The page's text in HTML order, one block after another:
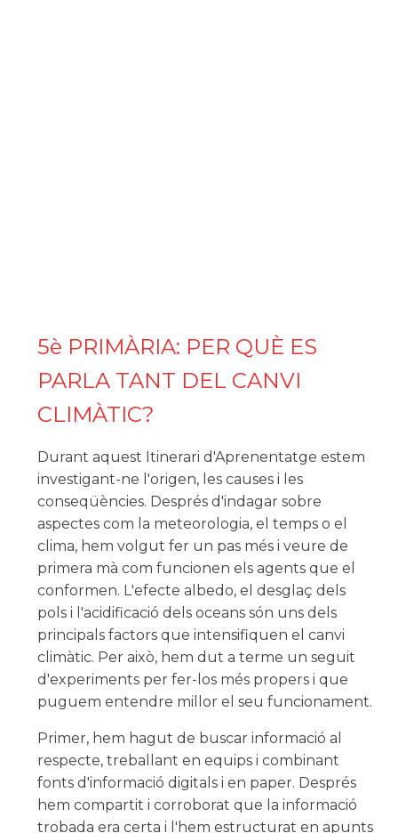
5è PRIMÀRIA: PER QUÈ ES
PARLA TANT DEL CANVI
CLIMÀTIC?
Durant aquest Itinerari d'Aprenentatge estem
investigant-ne l'origen, les causes i les
conseqüències. Després d'indagar sobre
aspectes com la meteorologia, el temps o el
clima, hem volgut fer un pas més i veure de
primera mà com funcionen els agents que el
conformen. L'efecte albedo, el desglaç dels
pols i l'acidificació dels oceans són uns dels
principals factors que intensifiquen el canvi
climàtic. Per això, hem dut a terme un seguit
d'experiments per fer-los més propers i que
puguem entendre millor el seu funcionament.
Primer, hem hagut de buscar informació al
respecte, treballant en equips i combinant
fonts d'informació digitals i en paper. Després
hem compartit i corroborat que la informació
trobada era certa i l'hem estructurat en apunts